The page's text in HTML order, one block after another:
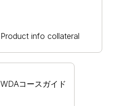
Product info collateral
WDAコースガイド